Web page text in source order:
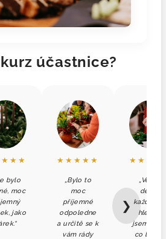
účastnice?
bylo
moc
jako
★★★★★
„Bylo to
moc
příjemné
odpoledne
a určitě se k
vám rády
„Věnce
dělám
každý
hledala
jsem
co by mě
❯